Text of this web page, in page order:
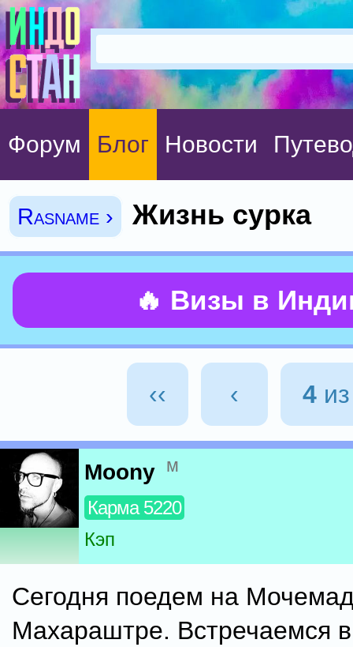
Форум Блог Новости
Rasname › Жизнь сурка
🔥 Визы в
‹‹ ‹ 4
Moony м
Карма 5220
Кэп
Сегодня поедем на
Махараштре. Встречаемся